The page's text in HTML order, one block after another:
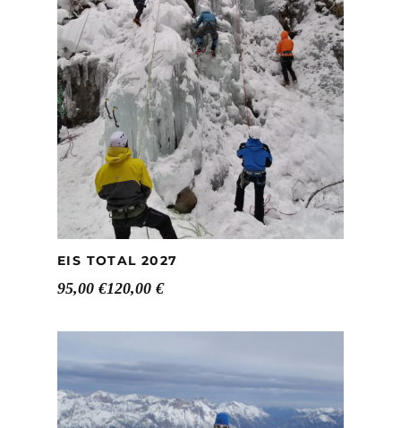
EIS TOTAL 2027
95,00 €120,00 €